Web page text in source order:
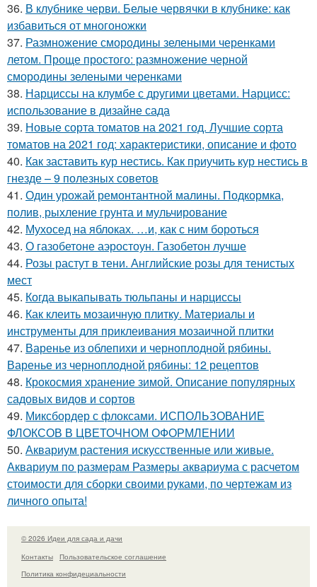
36. В клубнике черви. Белые червячки в клубнике: как
избавиться от многоножки
37. Размножение смородины зелеными черенками
летом. Проще простого: размножение черной
смородины зелеными черенками
38. Нарциссы на клумбе с другими цветами. Нарцисс:
использование в дизайне сада
39. Новые сорта томатов на 2021 год. Лучшие сорта
томатов на 2021 год: характеристики, описание и фото
40. Как заставить кур нестись. Как приучить кур нестись в
гнезде – 9 полезных советов
41. Один урожай ремонтантной малины. Подкормка,
полив, рыхление грунта и мульчирование
42. Мухосед на яблоках. …и, как с ним бороться
43. О газобетоне аэростоун. Газобетон лучше
44. Розы растут в тени. Английские розы для тенистых
мест
45. Когда выкапывать тюльпаны и нарциссы
46. Как клеить мозаичную плитку. Материалы и
инструменты для приклеивания мозаичной плитки
47. Варенье из облепихи и черноплодной рябины.
Варенье из черноплодной рябины: 12 рецептов
48. Крокосмия хранение зимой. Описание популярных
садовых видов и сортов
49. Миксбордер с флоксами. ИСПОЛЬЗОВАНИЕ
ФЛОКСОВ В ЦВЕТОЧНОМ ОФОРМЛЕНИИ
50. Аквариум растения искусственные или живые.
Аквариум по размерам Размеры аквариума с расчетом
стоимости для сборки своими руками, по чертежам из
личного опыта!
© 2026 Идеи для сада и дачи
Контакты
Пользовательское соглашение
Политика конфидециальности